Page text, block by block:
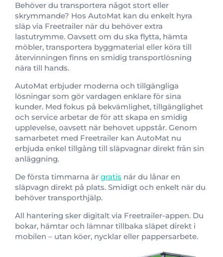
Behöver du transportera något stort eller
skrymmande? Hos AutoMat kan du enkelt hyra
släp via Freetrailer när du behöver extra
lastutrymme. Oavsett om du ska flytta, hämta
möbler, transportera byggmaterial eller köra till
återvinningen finns en smidig transportlösning
nära till hands.
AutoMat erbjuder moderna och tillgängliga
lösningar som gör vardagen enklare för sina
kunder. Med fokus på bekvämlighet, tillgänglighet
och service arbetar de för att skapa en smidig
upplevelse, oavsett när behovet uppstår. Genom
samarbetet med Freetrailer kan AutoMat nu
erbjuda enkel tillgång till släpvagnar direkt från sin
anläggning.
De första timmarna är gratis när du lånar en
släpvagn direkt på plats. Smidigt och enkelt när du
behöver transporthjälp.
All hantering sker digitalt via Freetrailer-appen. Du
bokar, hämtar och lämnar tillbaka släpet direkt i
mobilen – utan köer, nycklar eller pappersarbete.